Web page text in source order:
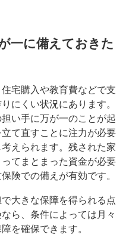
一に備えておきた
住宅購入や教育費などで支
にくい状況にあります。
い手に万が一のことが起
て直すことに注力が必要
えられます。残された家
てまとまった資金が必要
険での備えが有効です。
大きな保障を得られる点
ら、条件によっては月々
を確保できます。